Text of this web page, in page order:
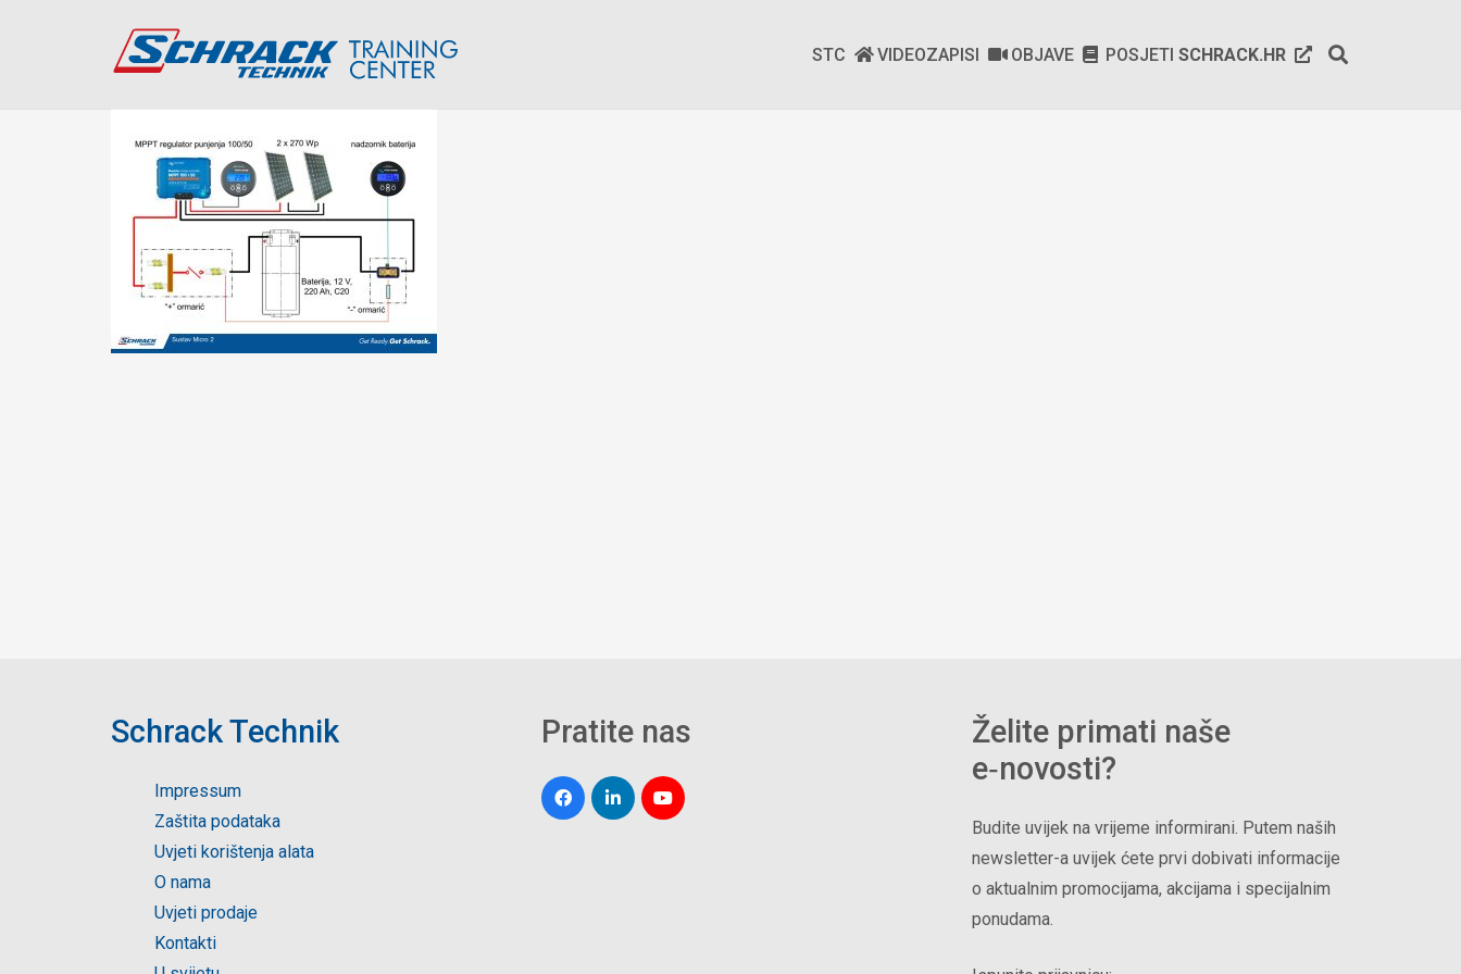
STC VIDEOZAPISI OBJAVE POSJETI SCHRACK.HR
Schrack Technik
Impressum
Zaštita podataka
Uvjeti korištenja alata
O nama
Uvjeti prodaje
Kontakti
Pratite nas
Želite primati naše
e‑novosti?
Budite uvijek na vrijeme informirani. Putem naših
newsletter-a uvijek ćete prvi dobivati informacije
o aktualnim promocijama, akcijama i specijalnim
ponudama.